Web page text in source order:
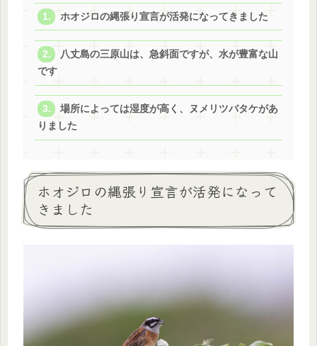
ホオジロの縄張り宣言が活発になってきました
八丈島の三原山は、急斜面ですが、水が豊富な山
です
場所によっては湿度が高く、ヌメリツバタケがあ
りました
ホオジロの縄張り宣言が活発になって
きました